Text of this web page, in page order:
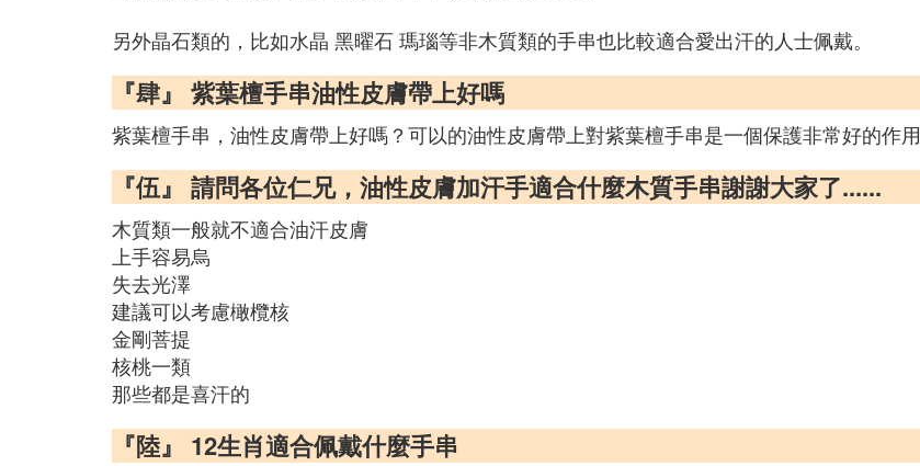
另外晶石類的，比如水晶 黑曜石 瑪瑙等非木質類的手串也比較適合愛出汗的人士佩戴。
『肆』 紫葉檀手串油性皮膚帶上好嗎
紫葉檀手串，油性皮膚帶上好嗎？可以的油性皮膚帶上對紫葉檀手串是一個保護非常好的作用
『伍』 請問各位仁兄，油性皮膚加汗手適合什麼木質手串謝謝大家了......
木質類一般就不適合油汗皮膚
上手容易烏
失去光澤
建議可以考慮橄欖核
金剛菩提
核桃一類
那些都是喜汗的
『陸』 12生肖適合佩戴什麼手串